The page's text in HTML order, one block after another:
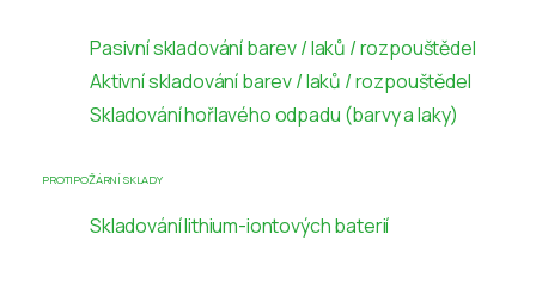
Pasivní skladování barev / laků / rozpouštědel
Aktivní skladování barev / laků / rozpouštědel
Skladování hořlavého odpadu (barvy a laky)
PROTIPOŽÁRNÍ SKLADY
Skladování lithium-iontových baterií